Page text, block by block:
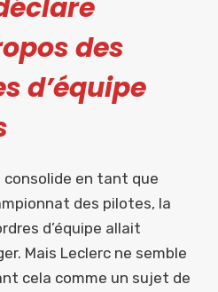
des
d’équipe
consolide en tant que
des pilotes, la
d’équipe allait
Mais Leclerc ne semble
cela comme un sujet de